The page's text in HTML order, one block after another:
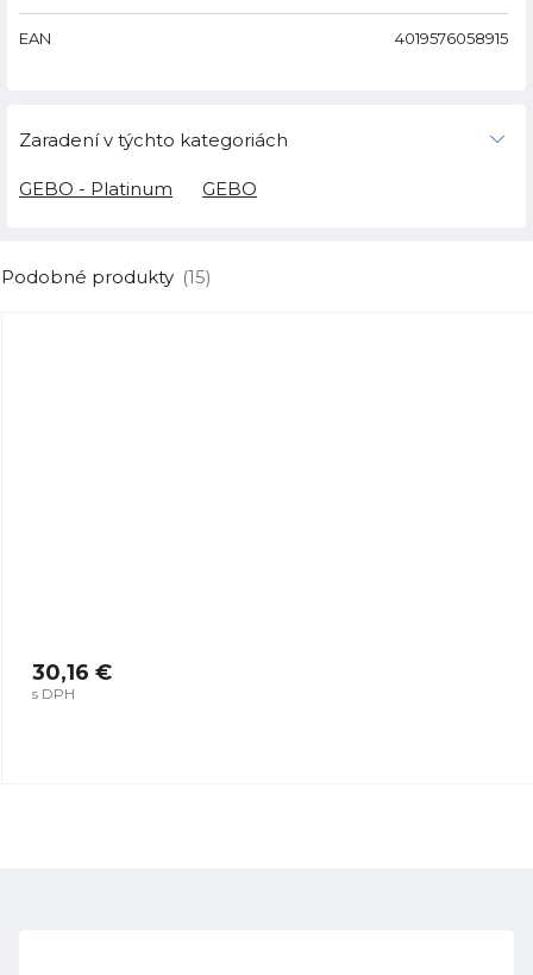
EAN 4019576058915
Zaradení v týchto kategoriách
GEBO - Platinum GEBO
Podobné produkty (15)
30,16 €
s DPH